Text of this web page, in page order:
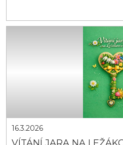
Praze. Patří mu veliké díky s
16.3.2026